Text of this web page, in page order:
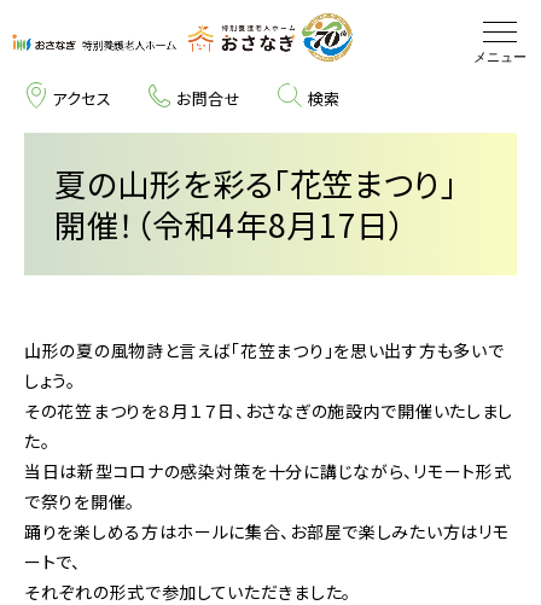
サービスについて
医療関係者の方へ
アクセス お問合せ 検索
夏の山形を彩る「花笠まつり」
開催！（令和4年8月17日）
山形の夏の風物詩と言えば「花笠まつり」を思い出す方も多いで
しょう。
その花笠まつりを８月１７日、おさなぎの施設内で開催いたしまし
た。
当日は新型コロナの感染対策を十分に講じながら、リモート形式
で祭りを開催。
踊りを楽しめる方はホールに集合、お部屋で楽しみたい方はリモ
ートで、
それぞれの形式で参加していただきました。